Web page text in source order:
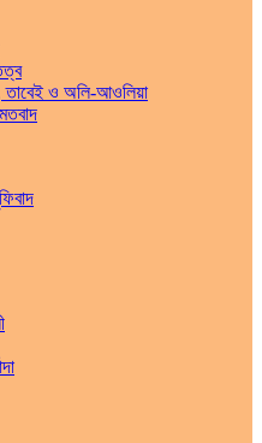
তাবেই ও অলি-আওলিয়া